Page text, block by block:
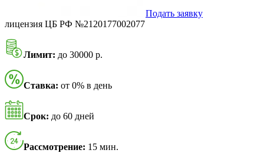
Подать заявку
лицензия ЦБ РФ №2120177002077
Лимит: до 30000 р.
Ставка: от 0% в день
Срок: до 60 дней
Рассмотрение: 15 мин.